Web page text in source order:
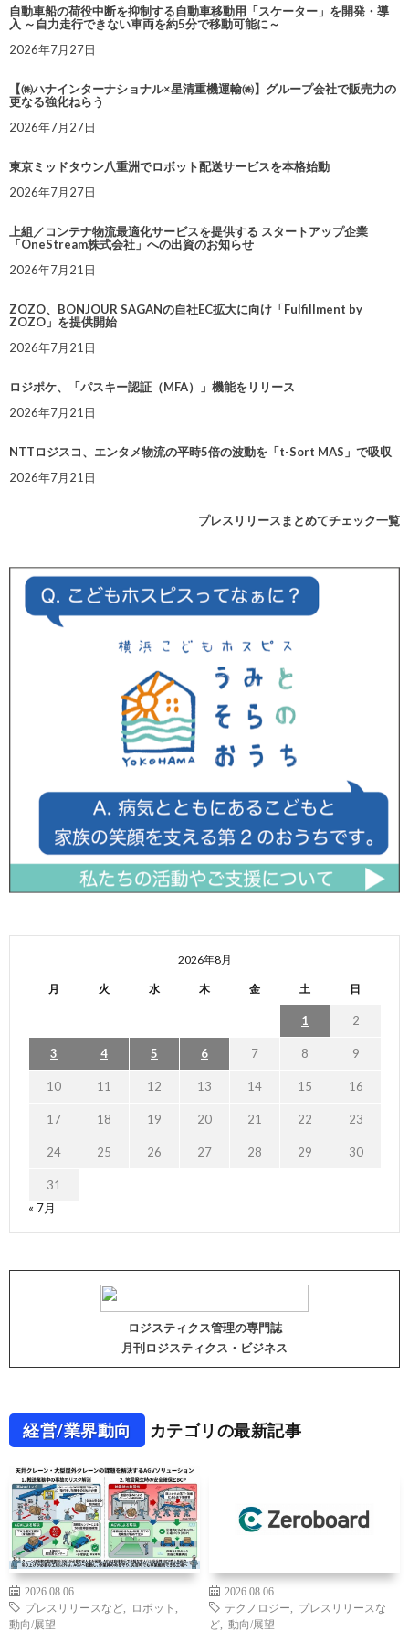
自動車船の荷役中断を抑制する自動車移動用「スケーター」を開発・導
入 ～自力走行できない車両を約5分で移動可能に～
2026年7月27日
【㈱ハナインターナショナル×星清重機運輸㈱】グループ会社で販売力の
更なる強化ねらう
2026年7月27日
東京ミッドタウン八重洲でロボット配送サービスを本格始動
2026年7月27日
上組／コンテナ物流最適化サービスを提供する スタートアップ企業
「OneStream株式会社」への出資のお知らせ
2026年7月21日
ZOZO、BONJOUR SAGANの自社EC拡大に向け「Fulfillment by
ZOZO」を提供開始
2026年7月21日
ロジポケ、「パスキー認証（MFA）」機能をリリース
2026年7月21日
NTTロジスコ、エンタメ物流の平時5倍の波動を「t-Sort MAS」で吸収
2026年7月21日
プレスリリースまとめてチェック一覧
2026年8月
月 火 水 木 金 土 日
1 2
3 4 5 6 7 8 9
10 11 12 13 14 15 16
17 18 19 20 21 22 23
24 25 26 27 28 29 30
31
« 7月
ロジスティクス管理の専門誌
月刊ロジスティクス・ビジネス
経営/業界動向 カテゴリの最新記事
2026.08.06
プレスリリースなど
ロボット
動向/展望
2026.08.06
テクノロジー
プレスリリースな
ど
動向/展望